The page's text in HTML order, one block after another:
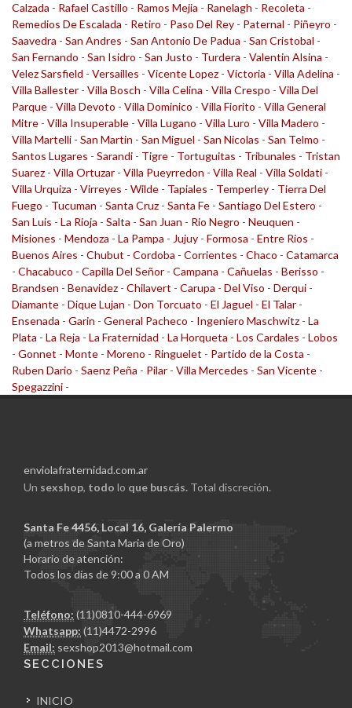
Calzada - Rafael Castillo - Ramos Mejia - Ranelagh - Recoleta -
Remedios De Escalada - Retiro - Paso Del Rey - Paternal - Piñeyro -
Saavedra - San Andres - San Antonio De Padua - San Cristobal -
San Fernando - San Isidro - San Justo - Turdera - Valentin Alsina -
Velez Sarsfield - Versailles - Vicente Lopez - Victoria - Villa Adelina -
Villa Ballester - Villa Bosch - Villa Celina - Villa Crespo - Villa Del
Parque - Villa Devoto - Villa Dominico - Villa Fiorito - Villa General
Mitre - Villa Insuperable - Villa Lugano - Villa Luro - Villa Madero -
Villa Martelli - San Martin - San Miguel - San Nicolas - San Telmo -
Santos Lugares - Sarandi - Tigre - Tortuguitas - Tribunales - Tristan
Suarez - Villa Ortuzar - Villa Pueyrredon - Villa Real - Villa Soldati -
Villa Urquiza - Virreyes - Wilde - Tapiales - Temperley - Tierra Del
Fuego - Tucuman - Santa Cruz - Santa Fe - Santiago Del Estero -
San Luis - La Rioja - Salta - San Juan - Rio Negro - Neuquen -
Misiones - Mendoza - La Pampa - Jujuy - Formosa - Entre Rios -
Buenos Aires - Chubut - Cordoba - Corrientes - Chaco - Catamarca
- Chacabuco - Capilla Del Señor - Campana - Cañuelas - Berisso -
Brandsen - Benavidez - Chilavert - Carupa - Del Viso - Derqui -
Diamante - Dique Lujan - Don Torcuato - El Jaguel - El Talar -
Ensenada - Garin - General Pacheco - Ingeniero Maschwitz - La
Plata - La Reja - La Fraternidad - La Horqueta - Los Cardales - Lobos
- Gonnet - Monte - Moreno - Ringuelet - Partido de la Costa -
Ruben Dario - Saenz Peña - Pilar - Villa Mercedes - San Vicente -
Spegazzini -
enviolafraternidad.com.ar
Un sexshop, todo lo que buscás. Total discreción.
Santa Fe 4456, Local 16, Galería Palermo
(a metros de Santa Maria de Oro)
Horario de atención:
Todos los días de 9:00 a 0 AM
Teléfono: (11)0810-444-6969
Whatsapp: (11)4472-2996
Email: sexshop2013@hotmail.com
SECCIONES
INICIO